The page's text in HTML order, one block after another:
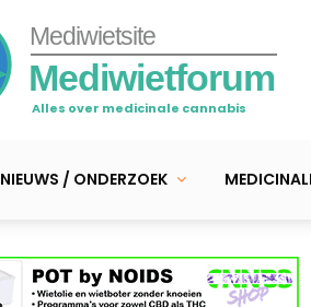
Mediwietsite
Mediwietforum
Alles over medicinale cannabis
NIEUWS / ONDERZOEK